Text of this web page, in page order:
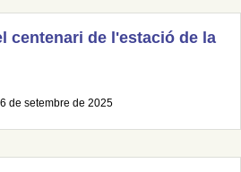
centenari de l'estació de la
de setembre de 2025